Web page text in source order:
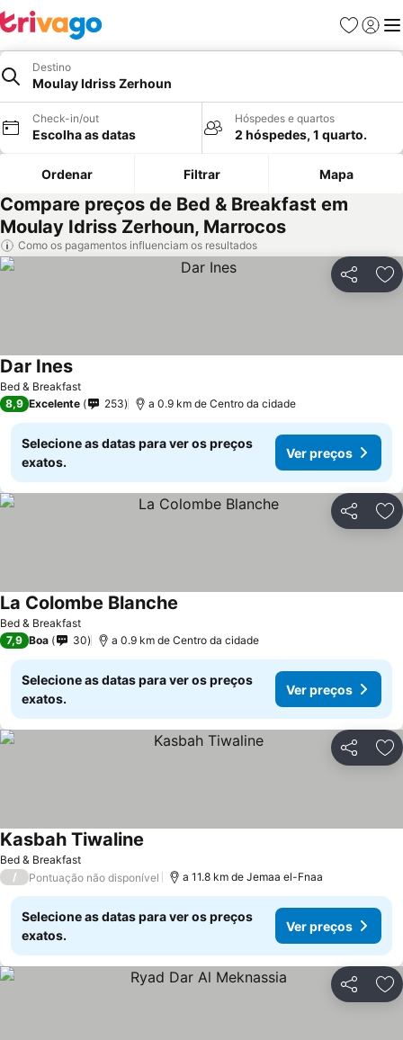
Favoritos
Iniciar
Destino
Moulay Idriss Zerhoun
Check-in/out
Escolha as datas
Hóspedes e quartos
2 hóspedes, 1 quarto.
Ordenar Filtrar Mapa
Compare preços de Bed & Breakfast em
Moulay Idriss Zerhoun, Marrocos
Como os pagamentos influenciam os resultados
Partilhar
Bed & Breakfast
Dar InesVer preços
8,9 Excelente 253 a 0.9 km de Centro da cidade
Selecione as datas para ver os preços
exatos.
Ver preços
Partilhar
Bed & Breakfast
La Colombe Blanche
7,9 Boa 30 a 0.9 km de Centro da cidade
Selecione as datas para ver os preços
exatos.
Ver preços
Partilhar
Bed & Breakfast
Kasbah Tiwaline
/ Pontuação não disponível a 11.8 km de Jemaa el-Fnaa
Selecione as datas para ver os preços
exatos.
Ver preços
Partilhar